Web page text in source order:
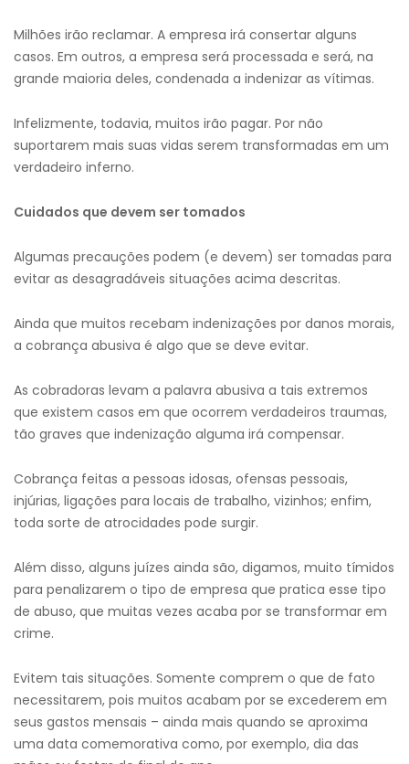
Milhões irão reclamar. A empresa irá consertar alguns
casos. Em outros, a empresa será processada e será, na
grande maioria deles, condenada a indenizar as vítimas.
Infelizmente, todavia, muitos irão pagar. Por não
suportarem mais suas vidas serem transformadas em um
verdadeiro inferno.
Cuidados que devem ser tomados
Algumas precauções podem (e devem) ser tomadas para
evitar as desagradáveis situações acima descritas.
Ainda que muitos recebam indenizações por danos morais,
a cobrança abusiva é algo que se deve evitar.
As cobradoras levam a palavra abusiva a tais extremos
que existem casos em que ocorrem verdadeiros traumas,
tão graves que indenização alguma irá compensar.
Cobrança feitas a pessoas idosas, ofensas pessoais,
injúrias, ligações para locais de trabalho, vizinhos; enfim,
toda sorte de atrocidades pode surgir.
Além disso, alguns juízes ainda são, digamos, muito tímidos
para penalizarem o tipo de empresa que pratica esse tipo
de abuso, que muitas vezes acaba por se transformar em
crime.
Evitem tais situações. Somente comprem o que de fato
necessitarem, pois muitos acabam por se excederem em
seus gastos mensais – ainda mais quando se aproxima
uma data comemorativa como, por exemplo, dia das